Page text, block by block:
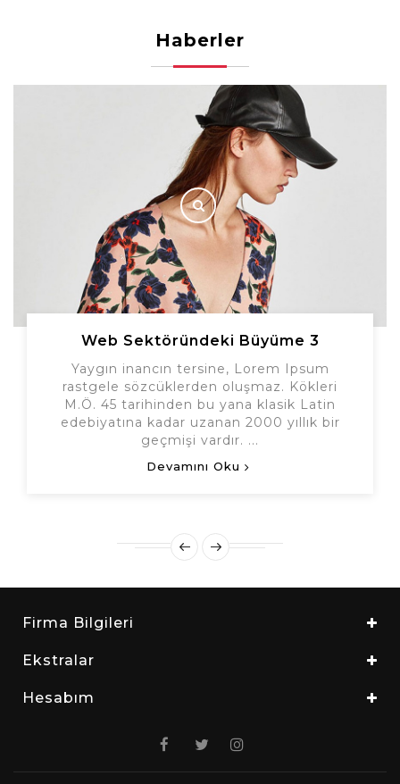
Haberler
Web Sektöründeki Büyüme 3
Yaygın inancın tersine, Lorem Ipsum
rastgele sözcüklerden oluşmaz. Kökleri
M.Ö. 45 tarihinden bu yana klasik Latin
edebiyatına kadar uzanan 2000 yıllık bir
geçmişi vardır. ...
Devamını Oku
Firma Bilgileri
Ekstralar
Hesabım